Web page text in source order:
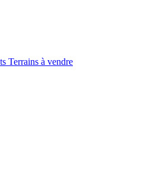
Terrains à vendre